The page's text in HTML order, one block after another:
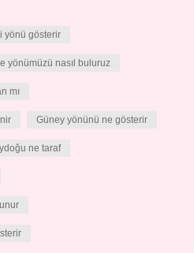
yönü gösterir
yönümüzü nasıl buluruz
mı
Güney yönünü ne gösterir
ne taraf